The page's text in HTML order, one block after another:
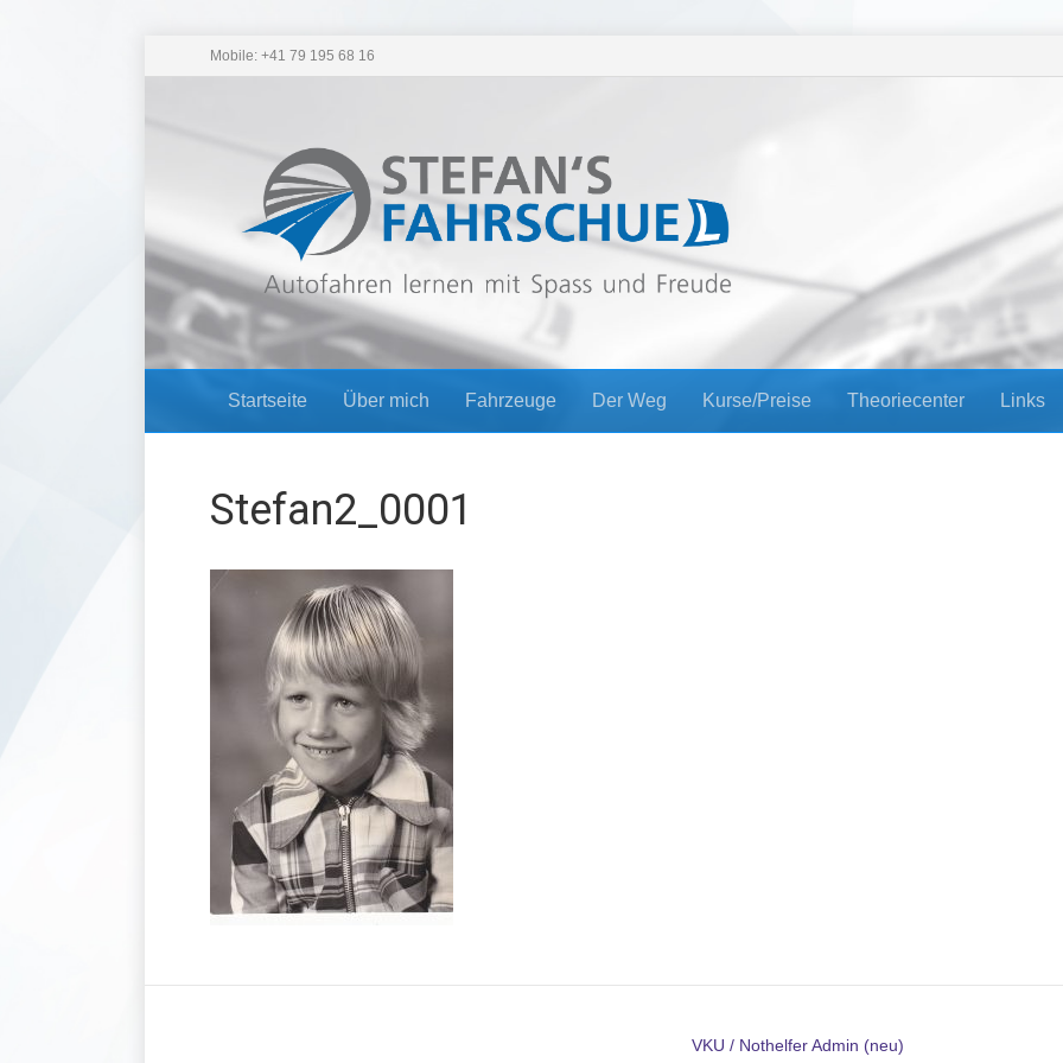
Mobile: +41 79 195 68 16
Startseite Über mich Fahrzeuge Der Weg Kurse/Preise Theoriecenter Links
Stefan2_0001
VKU / Nothelfer Admin (neu)